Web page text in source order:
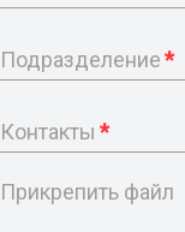
Подразделение*
Контакты *
Прикрепить файл